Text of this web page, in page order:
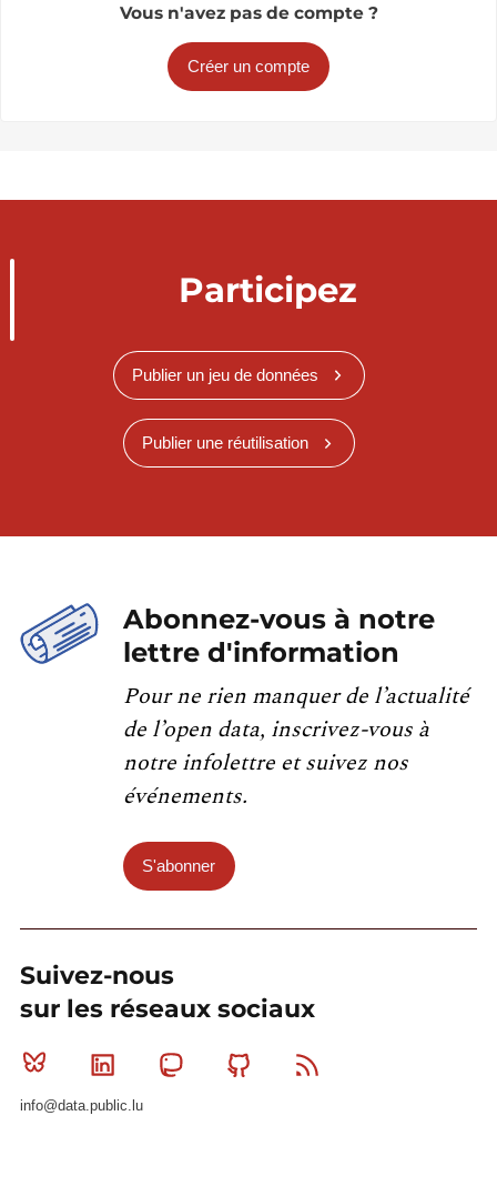
Vous n'avez pas de compte ?
Créer un compte
Participez
Publier un jeu de données
Publier une réutilisation
Abonnez-vous à notre
lettre d'information
Pour ne rien manquer de l’actualité
de l’open data, inscrivez-vous à
notre infolettre et suivez nos
événements.
S'abonner
Suivez-nous
sur les réseaux sociaux
Bluesky Linkedin MastodonGithub
info@data.public.lu